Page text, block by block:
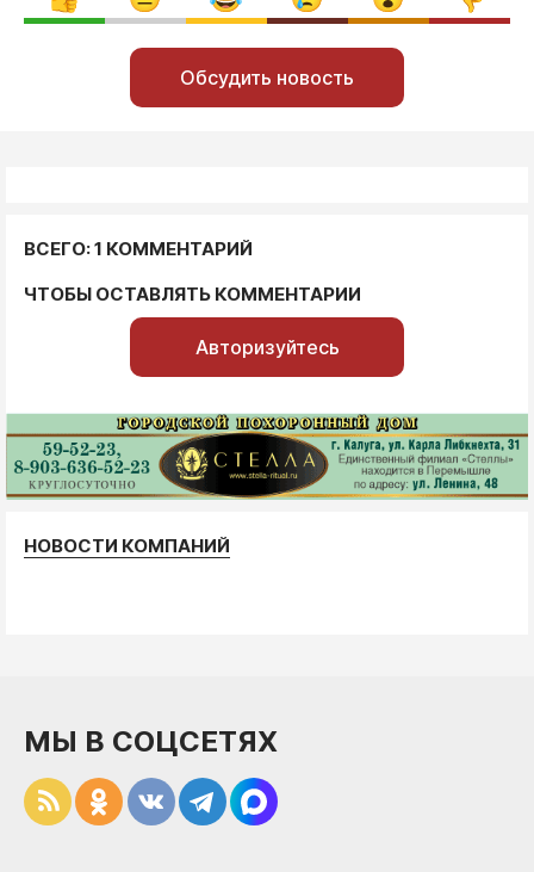
Обсудить новость
ВСЕГО: 1 КОММЕНТАРИЙ
ЧТОБЫ ОСТАВЛЯТЬ КОММЕНТАРИИ
Авторизуйтесь
НОВОСТИ КОМПАНИЙ
МЫ В СОЦСЕТЯХ